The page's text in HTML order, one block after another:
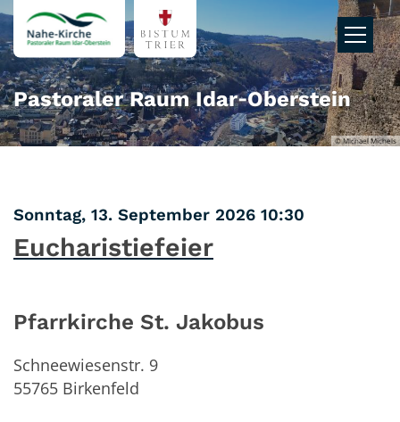
Zum Inhalt springen
© Michael Michels
Pastoraler Raum Idar‑Oberstein
Sonntag, 13. September 2026 10:30
Eucharistiefeier
Pfarrkirche St. Jakobus
Schneewiesenstr. 9
55765 Birkenfeld